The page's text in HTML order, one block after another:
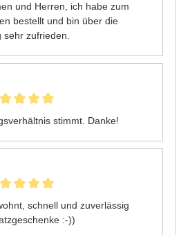
und Herren, ich habe zum
bestellt und bin über die
sehr zufrieden.
stimmt. Danke!
schnell und zuverlässig
:-))